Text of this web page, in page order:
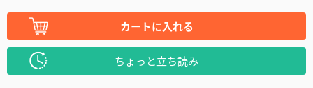
カートに入れる
ちょっと立ち読み